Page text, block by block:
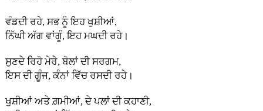
ਵੰਡਦੀ ਰਹੇ, ਸਭ ਨੂੰ ਇਹ ਖੁਸ਼ੀਆਂ,
ਨਿੱਘੀ ਅੱਗ ਵਾਂਗੂੰ, ਇਹ ਮਘਦੀ ਰਹੇ।
ਸੁਣਦੇ ਰਿਹੋ ਮੇਰੇ, ਬੋਲਾਂ ਦੀ ਸਰਗਮ,
ਇਸ ਦੀ ਗੂੰਜ, ਕੰਨਾਂ ਵਿੱਚ ਰਸਦੀ ਰਹੇ।
ਖੁਸ਼ੀਆਂ ਅਤੇ ਗ਼ਮੀਆਂ, ਦੇ ਪਲਾਂ ਦੀ ਕਹਾਣੀ,